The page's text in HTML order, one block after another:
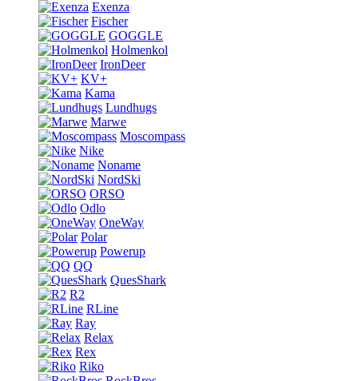
Exenza
Fischer
GOGGLE
Holmenkol
IronDeer
KV+
Kama
Lundhugs
Marwe
Moscompass
Nike
Noname
NordSki
ORSO
Odlo
OneWay
Polar
Powerup
QQ
QuesShark
R2
RLine
Ray
Relax
Rex
Riko